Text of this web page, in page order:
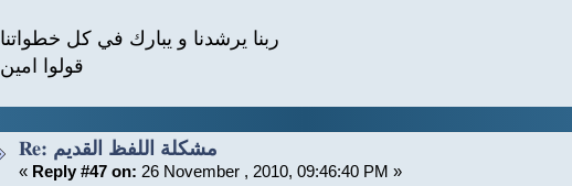
ربنا يرشدنا و يبارك في كل خطواتنا
قولوا امين
Re: مشكلة اللفظ القديم
« Reply #47 on: 26 November , 2010, 09:46:40 PM »